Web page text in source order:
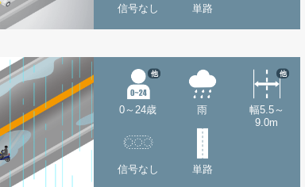
信号なし 単路
0～24歳
他
雨
幅5.5～
9.0m
他
信号なし 単路